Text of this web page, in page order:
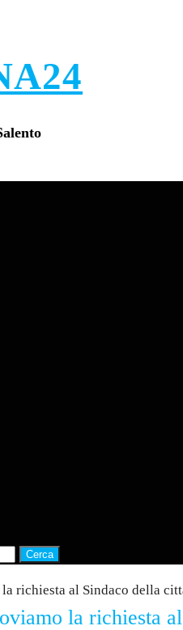
la richiesta